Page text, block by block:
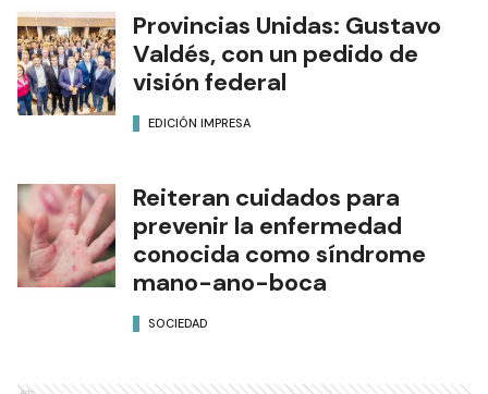
Provincias Unidas: Gustavo
Valdés, con un pedido de
visión federal
EDICIÓN IMPRESA
Reiteran cuidados para
prevenir la enfermedad
conocida como síndrome
mano-ano-boca
SOCIEDAD
Ads